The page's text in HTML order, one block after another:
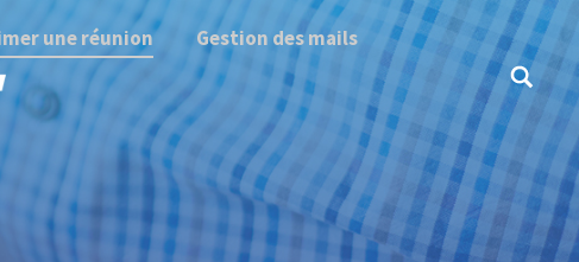
une réunion Gestion des mails
Search: